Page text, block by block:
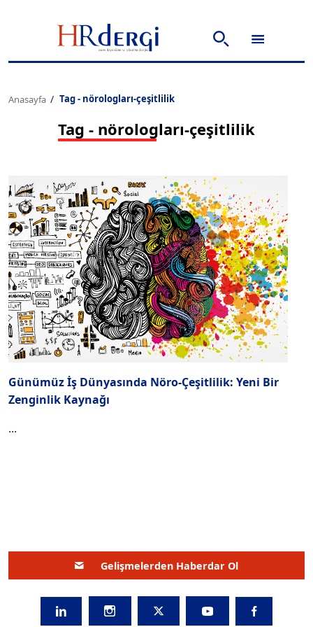
Anasayfa Tag - nörologları-çeşitlilik
Tag - nörologları-çeşitlilik
Günümüz İş Dünyasında Nöro-Çeşitlilik: Yeni Bir
Zenginlik Kaynağı
...
Gelişmelerden Haberdar Ol